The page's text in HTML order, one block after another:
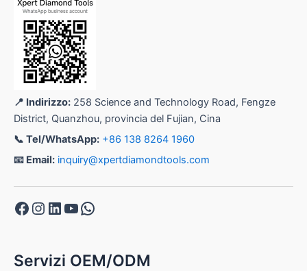
📍 Indirizzo: 258 Science and Technology Road, Fengze
District, Quanzhou, provincia del Fujian, Cina
📞 Tel/WhatsApp: +86 138 8264 1960
📧 Email: inquiry@xpertdiamondtools.com
Facebook
Instagram
LinkedIn
YouTube
WhatsApp
Servizi OEM/ODM